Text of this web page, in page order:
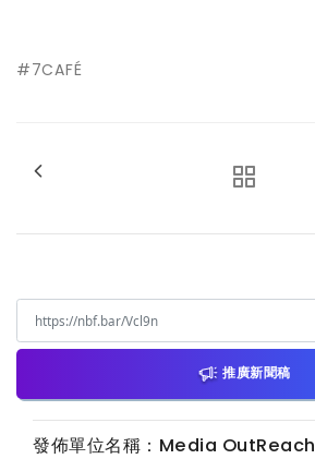
#7CAFÉ
推廣新聞稿
發佈單位名稱：Media OutReach